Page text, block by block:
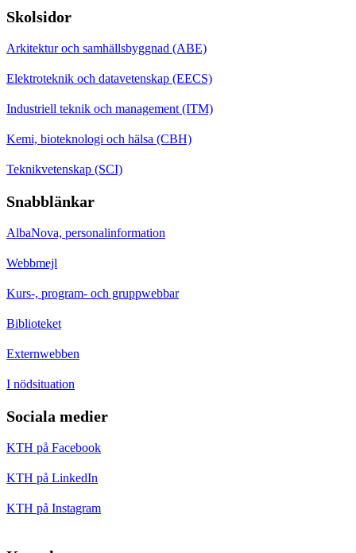
Skolsidor
Arkitektur och samhällsbyggnad (ABE)
Elektroteknik och datavetenskap (EECS)
Industriell teknik och management (ITM)
Kemi, bioteknologi och hälsa (CBH)
Teknikvetenskap (SCI)
Snabblänkar
AlbaNova, personalinformation
Webbmejl
Kurs-, program- och gruppwebbar
Biblioteket
Externwebben
I nödsituation
Sociala medier
KTH på Facebook
KTH på LinkedIn
KTH på Instagram